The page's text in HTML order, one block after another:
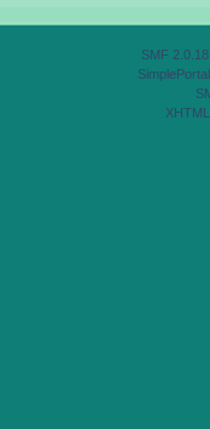
SMF 2.0.18
XHTML